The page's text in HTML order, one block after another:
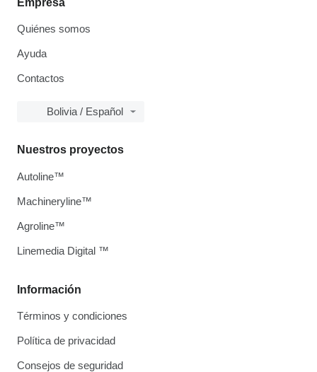
Empresa
Quiénes somos
Ayuda
Contactos
Bolivia / Español
Información
Términos y condiciones
Política de privacidad
Consejos de seguridad
Nuestros proyectos
Autoline™
Machineryline™
Agroline™
Linemedia Digital ™